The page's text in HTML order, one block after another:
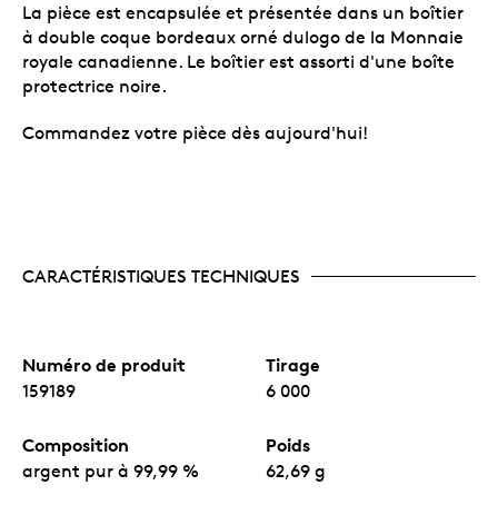
La pièce est encapsulée et présentée dans un boîtier
à double coque bordeaux orné dulogo de la Monnaie
royale canadienne. Le boîtier est assorti d'une boîte
protectrice noire.
Commandez votre pièce dès aujourd'hui!
CARACTÉRISTIQUES TECHNIQUES
Numéro de produit
159189
Tirage
6 000
Composition
argent pur à 99,99 %
Poids
62,69 g